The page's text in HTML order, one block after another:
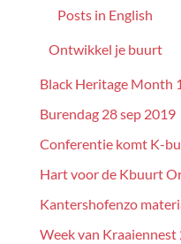
Posts in English
Ontwikkel je buurt
Black Heritage Month
Burendag 28 sep 2019
Conferentie komt K-
Hart voor de Kbuurt
Kantershofenzo
Week van Kraaiennest